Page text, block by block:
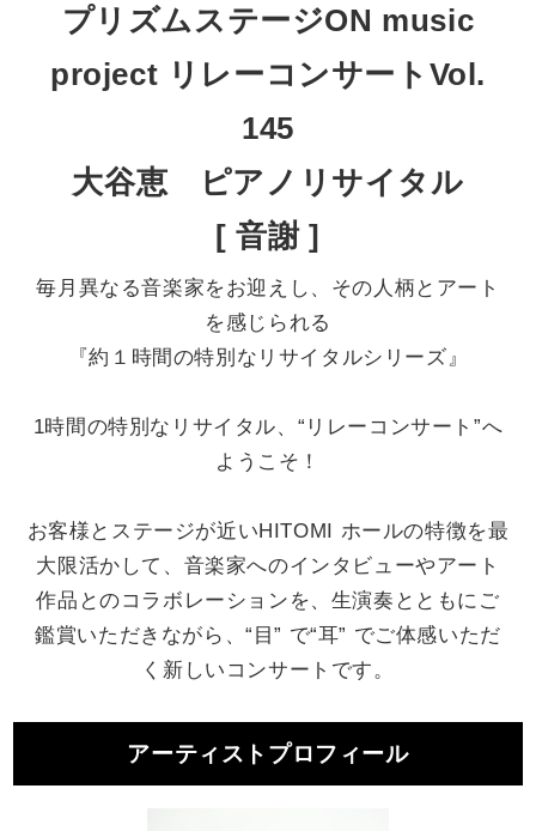
プリズムステージON music
project リレーコンサート Vol.
145
大谷恵 ピアノリサイタル
[ 音謝 ]
毎月異なる音楽家をお迎えし、その人柄とアート
を感じられる
『約１時間の特別なリサイタルシリーズ』
1時間の特別なリサイタル、“リレーコンサート”へ
ようこそ！
お客様とステージが近いHITOMI ホールの特徴を最
大限活かして、音楽家へのインタビューやアート
作品とのコラボレーションを、生演奏とともにご
鑑賞いただきながら、“目” で“耳” でご体感いただ
く新しいコンサートです。
アーティストプロフィール